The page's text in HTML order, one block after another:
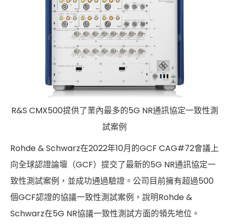
R&S CMX500提供了業內最多的5G NR通訊協定一致性測
試案例
Rohde & Schwarz在2022年10月的GCF CAG#72會議上
向全球認證論壇（GCF）提交了最新的5G NR通訊協定一
致性測試案例，並成功通過驗證。公司目前擁有超過500
個GCF認證的協議一致性測試案例，說明Rohde &
Schwarz在5G NR協議一致性測試方面的領先地位。